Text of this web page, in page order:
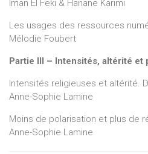
Iman El Feki & Hanane Karimi
Les usages des ressources
Mélodie Foubert
Partie III – Intensités, altérité et
Intensités religieuses et altérité.
Anne-Sophie Lamine
Moins de polarisation et plus de
Anne-Sophie Lamine